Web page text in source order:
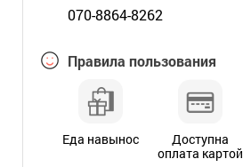
070-8864-8262
Правила пользования
Еда навынос
Доступна
оплата картой